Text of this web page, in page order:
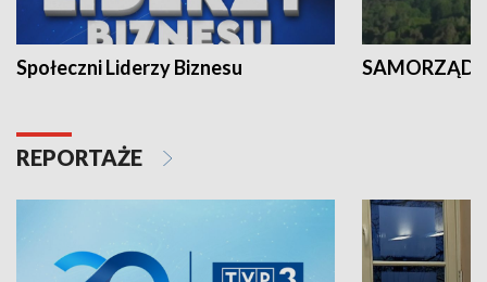
Społeczni Liderzy Biznesu SAMORZĄD
REPORTAŻE